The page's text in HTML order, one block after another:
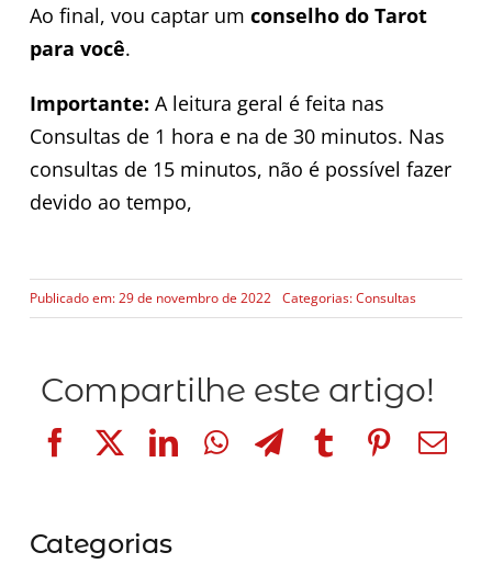
Ao final, vou captar um conselho do Tarot
para você.
Importante: A leitura geral é feita nas
Consultas de 1 hora e na de 30 minutos. Nas
consultas de 15 minutos, não é possível fazer
devido ao tempo,
Publicado em: 29 de novembro de 2022 Categorias:Consultas
Compartilhe este artigo!
Categorias